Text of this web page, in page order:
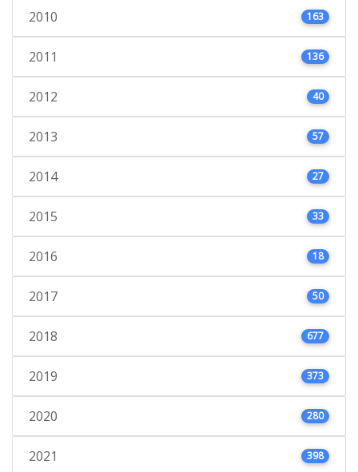
2010 163
2011 136
2012 40
2013 57
2014 27
2015 33
2016 18
2017 50
2018 677
2019 373
2020 280
2021 398